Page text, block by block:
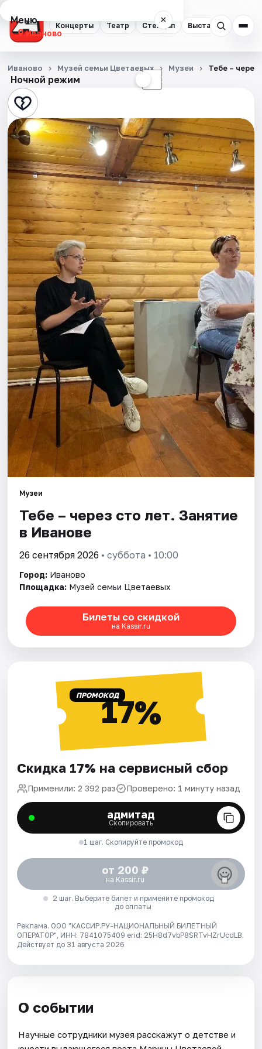
Концерты Театр Стендап Выставки Спорт
Меню ×
Иваново
Концерты
Театр
Стендап
Выставки
Спорт
События
Города
Площадки
Артисты
Рейтинги
Ночной режим ☾
Иваново Музей семьи Цветаевых Музеи Тебе –
Музеи
Тебе – через сто лет. Занятие
в Иванове
26 сентября 2026 • суббота • 10:00
Город: Иваново
Площадка: Музей семьи Цветаевых
Билеты со скидкой
на Kassir.ru
ПРОМОКОД17%
Скидка 17% на сервисный сбор
Применили: 2 392 раз Проверено: 1 минуту назад
адмитад
Скопировать
1 шаг. Скопируйте промокод
от 200 ₽
на Kassir.ru
2 шаг. Выберите билет и примените промокод
до оплаты
Реклама. ООО "КАССИР.РУ-НАЦИОНАЛЬНЫЙ БИЛЕТНЫЙ
ОПЕРАТОР", ИНН: 7841075409 erid: 25H8d7vbP8SRTvHZrUcdLB.
Действует до 31 августа 2026
О событии
Научные сотрудники музея расскажут о детстве и